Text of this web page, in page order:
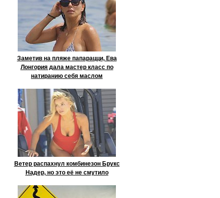
Заметив на пляже папарацци, Ева
Лонгория дала мастер класс по
натиранию себя маслом
Ветер распахнул комбинезон Брукс
Надер, но это её не смутило